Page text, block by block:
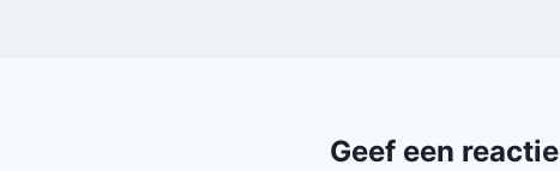
Geef een reactie